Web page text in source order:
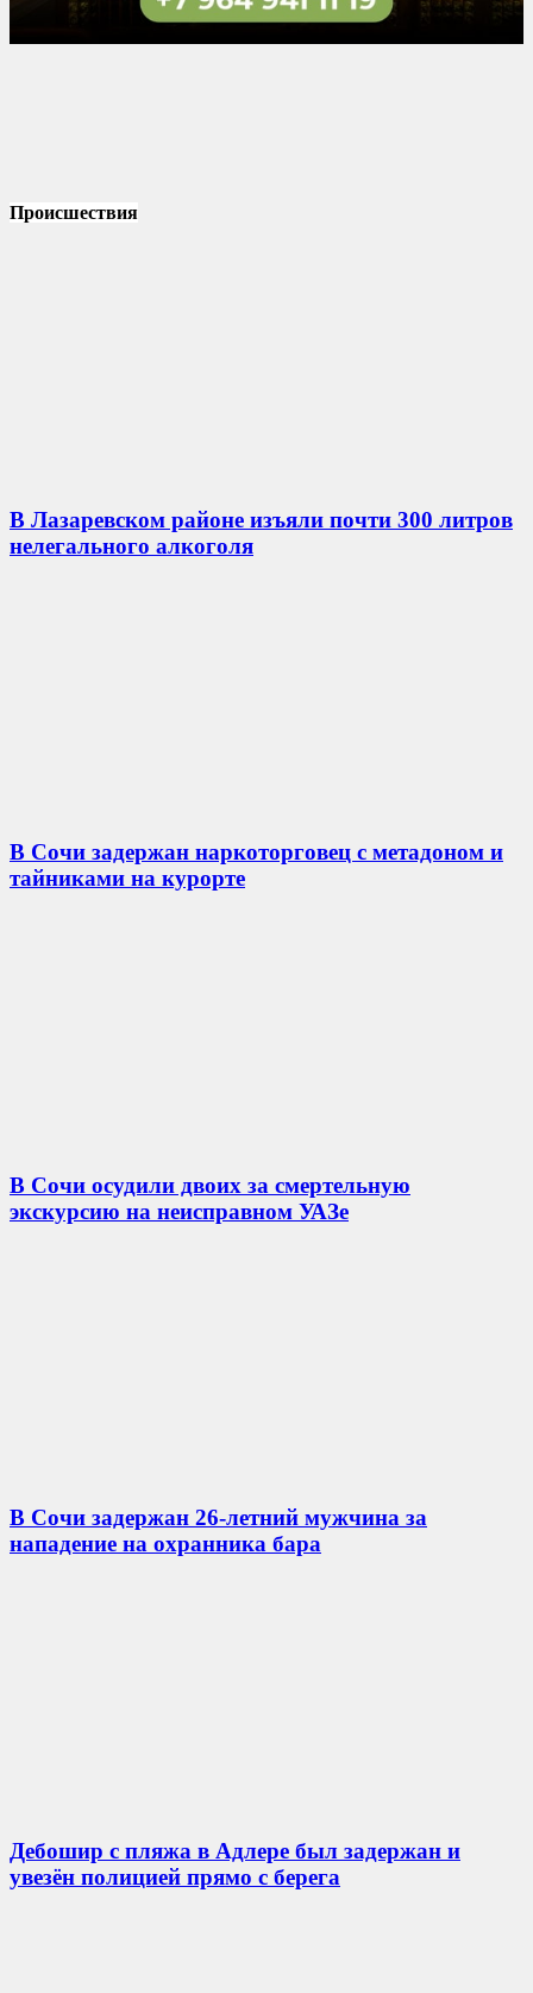
Происшествия
В Лазаревском районе изъяли почти 300 литров
нелегального алкоголя
В Сочи задержан наркоторговец с метадоном и
тайниками на курорте
В Сочи осудили двоих за смертельную
экскурсию на неисправном УАЗе
В Сочи задержан 26-летний мужчина за
нападение на охранника бара
Дебошир с пляжа в Адлере был задержан и
увезён полицией прямо с берега